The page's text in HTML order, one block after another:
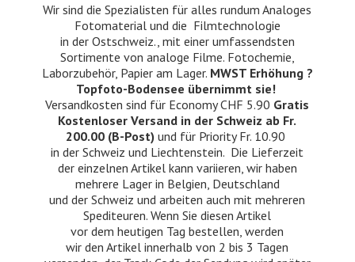
Wir sind die Spezialisten für alles rundum Analoges
Fotomaterial und die Filmtechnologie
in der Ostschweiz., mit einer umfassendsten
Sortimente von analoge Filme. Fotochemie,
Laborzubehör, Papier am Lager. MWST Erhöhung ?
Topfoto-Bodensee übernimmt sie!
Versandkosten sind für Economy CHF 5.90 Gratis
Kostenloser Versand in der Schweiz ab Fr.
200.00 (B-Post) und für Priority Fr. 10.90
in der Schweiz und Liechtenstein. Die Lieferzeit
der einzelnen Artikel kann variieren, wir haben
mehrere Lager in Belgien, Deutschland
und der Schweiz und arbeiten auch mit mehreren
Spediteuren. Wenn Sie diesen Artikel
vor dem heutigen Tag bestellen, werden
wir den Artikel innerhalb von 2 bis 3 Tagen